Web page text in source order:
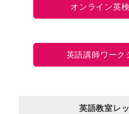
オンライン英
英語講師ワーク
英語教室レ